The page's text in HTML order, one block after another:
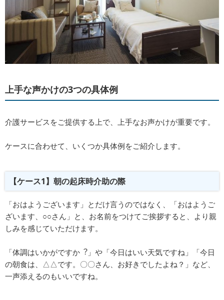
上手な声かけの3つの具体例
介護サービスをご提供する上で、上手なお声かけが重要です。
ケースに合わせて、いくつか具体例をご紹介します。
【ケース1】朝の起床時介助の際
「おはようございます」とだけ⾔うのではなく、「おはようご
ざいます、○○さん」と、お名前をつけてご挨拶すると、より親
しみを感じていただけます。
「体調はいかがですか︖」や「今⽇はいい天気ですね」「今日
の朝食は、△△です。〇〇さん、お好きでしたよね？」など、
⼀声添えるのもいいですね。